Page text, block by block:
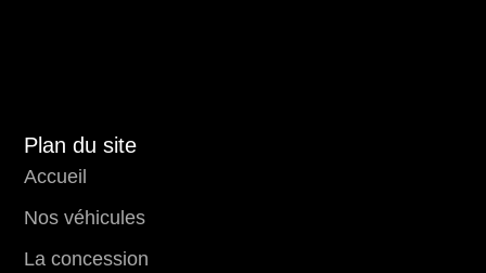
Plan du site
Accueil
Nos véhicules
La concession